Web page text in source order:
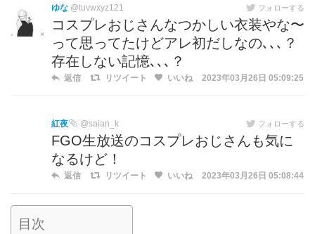
ゆな @tuvwxyz121 フォローする
コスプレおじさんなつかしい衣装やな〜
って思ってたけどアレ初だしなの､､､？
存在しない記憶､､､？
返信 リツイート いいね 2023年03月26日 05:09:25
紅夜 @saian_k フォローする
FGO生放送のコスプレおじさんも気に
なるけど！
返信 リツイート いいね 2023年03月26日 05:08:44
目次